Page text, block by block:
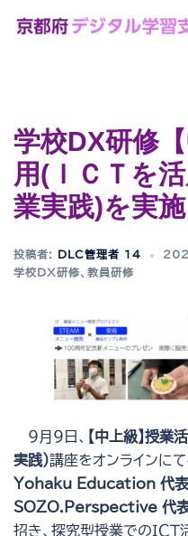
学校DX研修
用(ＩＣＴを
業実践)を実
投稿者: DLC管理者 14
学校DX研修、 教員研修
９月９日、
【中上級】授業
実践）講座をオンラインにて
Yohaku Education 代表
SOZO.Perspective 代表
招き、探究型授業でのＩＣ